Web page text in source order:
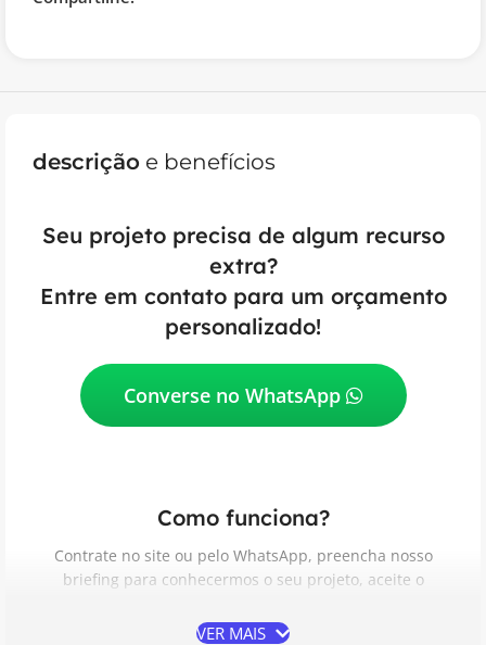
descrição e benefícios
Seu projeto precisa de algum recurso
extra?
Entre em contato para um orçamento
personalizado!
Converse no WhatsApp
Como funciona?
Contrate no site ou pelo WhatsApp, preencha nosso
briefing para conhecermos o seu projeto, aceite o
as etapas do desenvolvimento e receba do seu jeito.
VER MAIS